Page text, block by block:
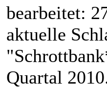
bearbeitet:
aktuelle
Quartal